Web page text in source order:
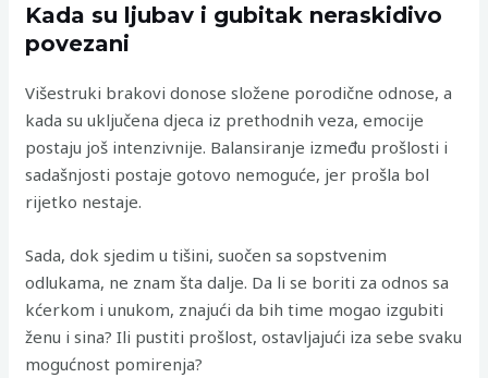
Kada su ljubav i gubitak neraskidivo
povezani
Višestruki brakovi donose složene porodične odnose, a
kada su uključena djeca iz prethodnih veza, emocije
postaju još intenzivnije. Balansiranje između prošlosti i
sadašnjosti postaje gotovo nemoguće, jer prošla bol
rijetko nestaje.
Sada, dok sjedim u tišini, suočen sa sopstvenim
odlukama, ne znam šta dalje. Da li se boriti za odnos sa
kćerkom i unukom, znajući da bih time mogao izgubiti
ženu i sina? Ili pustiti prošlost, ostavljajući iza sebe svaku
mogućnost pomirenja?